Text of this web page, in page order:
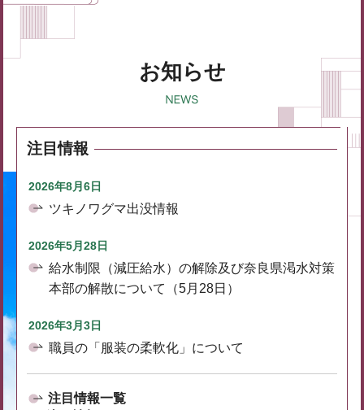
お知らせ
注目情報
2026年8月6日
ツキノワグマ出没情報
2026年5月28日
給水制限（減圧給水）の解除及び奈良県渇水対策
本部の解散について（5月28日）
2026年3月3日
職員の「服装の柔軟化」について
注目情報一覧